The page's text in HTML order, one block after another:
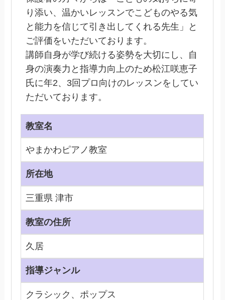
り添い、温かいレッスンでこどものやる気
と能力を信じて引き出してくれる先生」と
ご評価をいただいております。
講師自身が学び続ける姿勢を大切にし、自
身の演奏力と指導力向上のため松江咲恵子
氏に年2、3回プロ向けのレッスンをしてい
ただいております。
教室名
やまかわピアノ教室
所在地
三重県 津市
教室の住所
久居
指導ジャンル
クラシック、ポップス